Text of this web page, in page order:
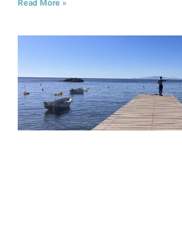
Read More »